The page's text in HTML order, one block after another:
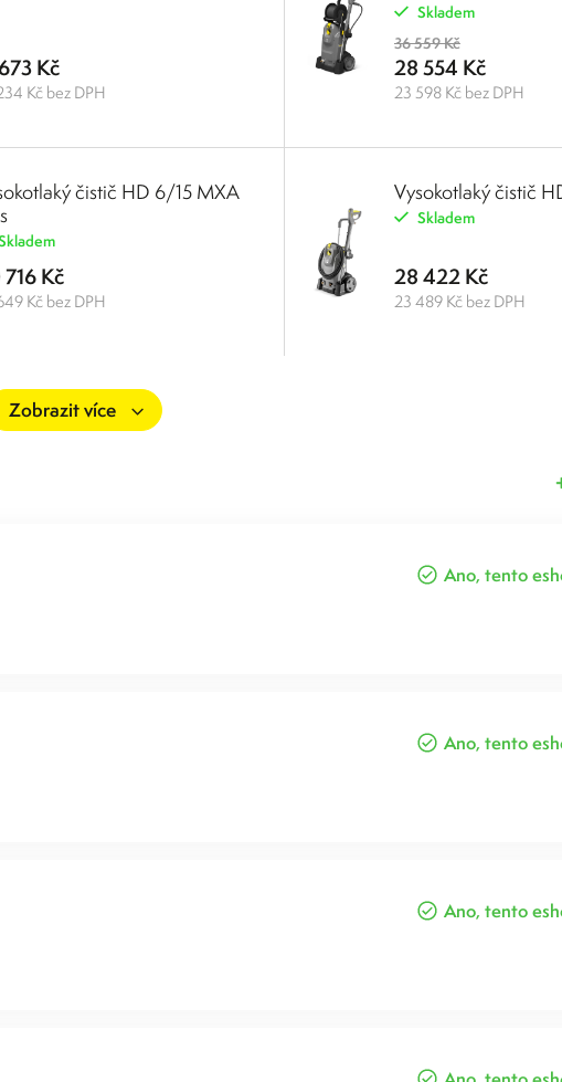
Kč
Kč bez DPH
Skladem
36 559 Kč
28 554 Kč
23 598 Kč bez DPH
čistič HD 6/15 MXA
Kč
Kč bez DPH
Vysokotlaký čistič
Skladem
28 422 Kč
23 489 Kč bez DPH
Ano, tento
Ano, tento
Ano, tento